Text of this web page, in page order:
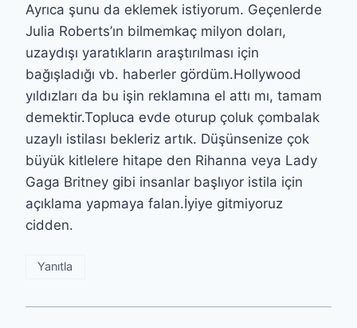
Ayrıca şunu da eklemek istiyorum. Geçenlerde
Julia Roberts’ın bilmemkaç milyon doları,
uzaydışı yaratıkların araştırılması için
bağışladığı vb. haberler gördüm.Hollywood
yıldızları da bu işin reklamına el attı mı, tamam
demektir.Topluca evde oturup çoluk çombalak
uzaylı istilası bekleriz artık. Düşünsenize çok
büyük kitlelere hitape den Rihanna veya Lady
Gaga Britney gibi insanlar başlıyor istila için
açıklama yapmaya falan.İyiye gitmiyoruz
cidden.
Yanıtla